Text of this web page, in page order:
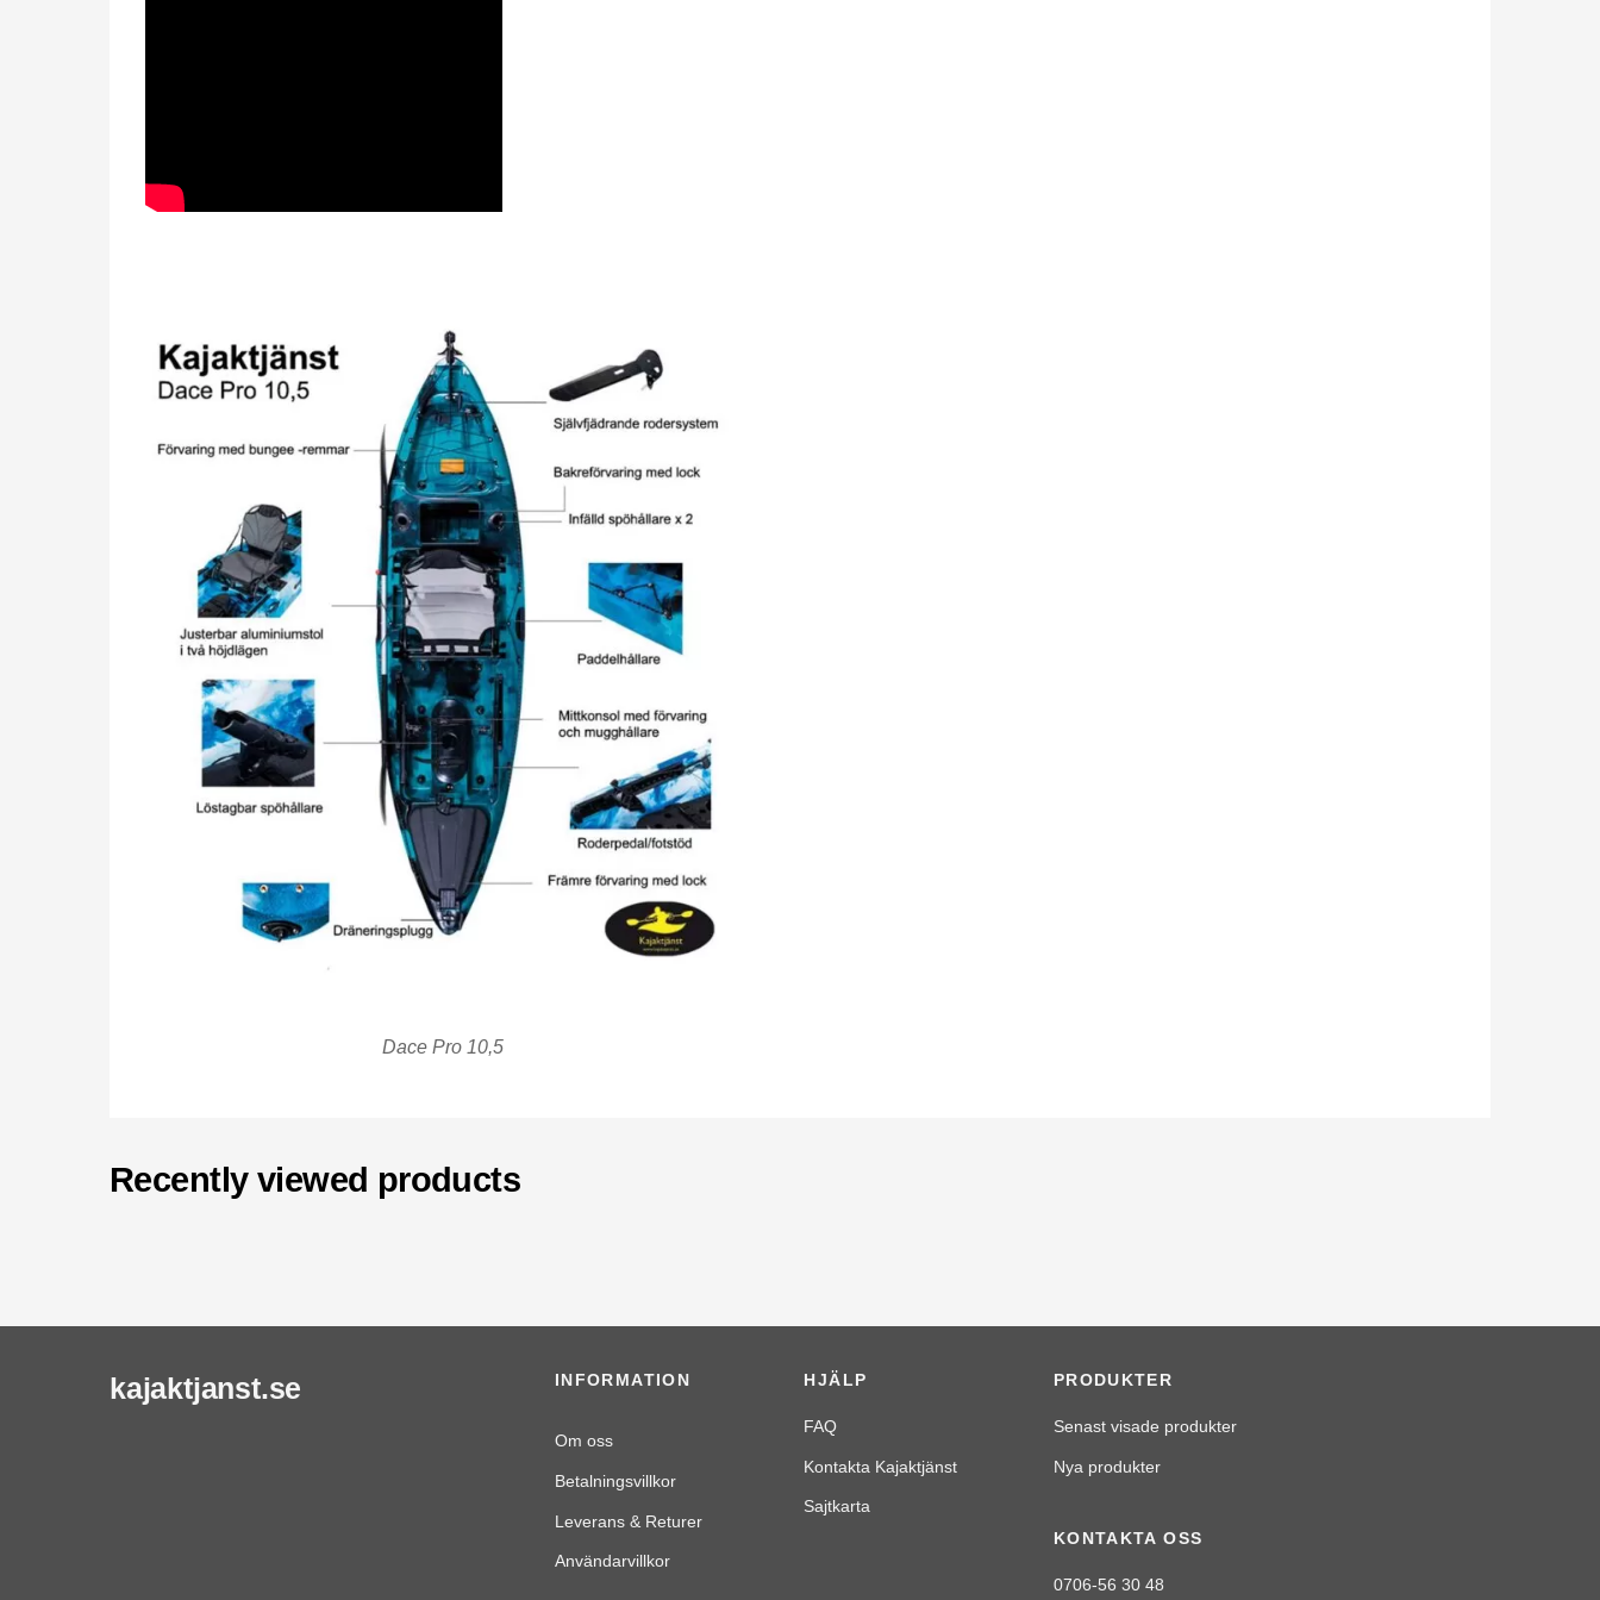
Dace Pro 10,5
Recently viewed products
kajaktjanst.se INFORMATION
Om oss
Betalningsvillkor
Leverans & Returer
Användarvillkor
HJÄLP
FAQ
Kontakta Kajaktjänst
Sajtkarta
PRODUKTER
Senast visade produkter
Nya produkter
KONTAKTA OSS
0706-56 30 48